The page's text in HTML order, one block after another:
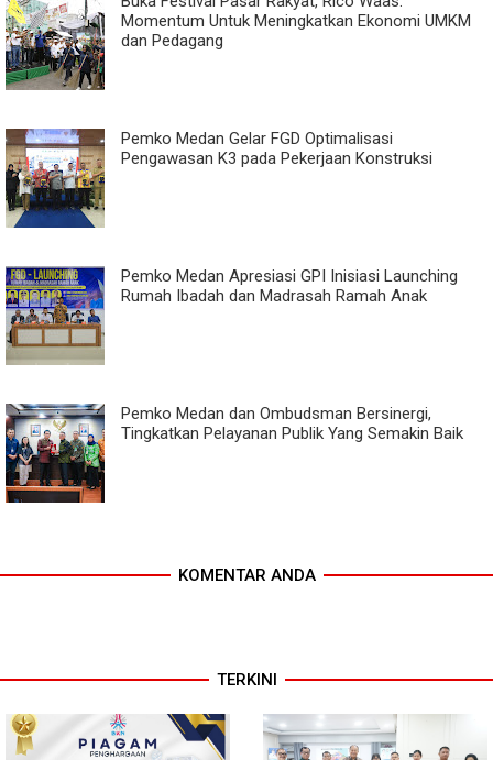
Momentum Untuk Meningkatkan Ekonomi UMKM
dan Pedagang
Pemko Medan Gelar FGD Optimalisasi
Pengawasan K3 pada Pekerjaan Konstruksi
Pemko Medan Apresiasi GPI Inisiasi Launching
Rumah Ibadah dan Madrasah Ramah Anak
Pemko Medan dan Ombudsman Bersinergi,
Tingkatkan Pelayanan Publik Yang Semakin Baik
KOMENTAR ANDA
TERKINI